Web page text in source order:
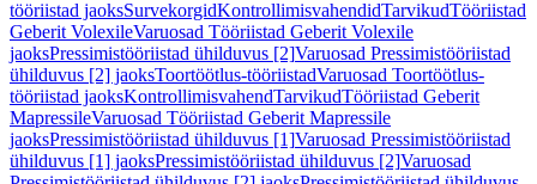
tööriistad jaoksSurvekorgidKontrollimisvahendidTarvikudTööriistad
Geberit VolexileVaruosad Tööriistad Geberit Volexile
jaoksPressimistööriistad ühilduvus [2]Varuosad Pressimistööriistad
ühilduvus [2] jaoksToortöötlus-tööriistadVaruosad Toortöötlus-
tööriistad jaoksKontrollimisvahendTarvikudTööriistad Geberit
MapressileVaruosad Tööriistad Geberit Mapressile
jaoksPressimistööriistad ühilduvus [1]Varuosad Pressimistööriistad
ühilduvus [1] jaoksPressimistööriistad ühilduvus [2]Varuosad